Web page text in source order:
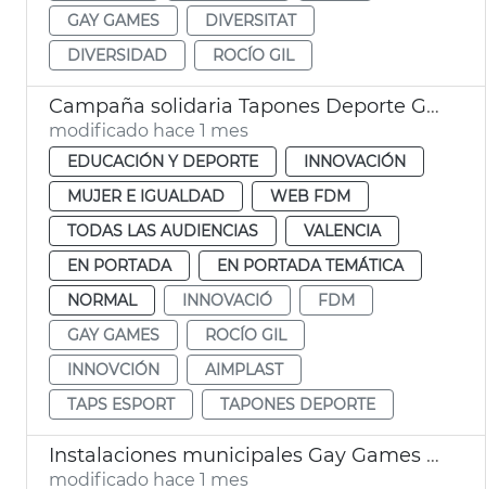
GAY GAMES
DIVERSITAT
DIVERSIDAD
ROCÍO GIL
Campaña solidaria Tapones Deporte Gay Games
modificado hace 1 mes
EDUCACIÓN Y DEPORTE
INNOVACIÓN
MUJER E IGUALDAD
WEB FDM
TODAS LAS AUDIENCIAS
VALENCIA
EN PORTADA
EN PORTADA TEMÁTICA
NORMAL
INNOVACIÓ
FDM
GAY GAMES
ROCÍO GIL
INNOVCIÓN
AIMPLAST
TAPS ESPORT
TAPONES DEPORTE
Instalaciones municipales Gay Games Ayuntamiento València
modificado hace 1 mes